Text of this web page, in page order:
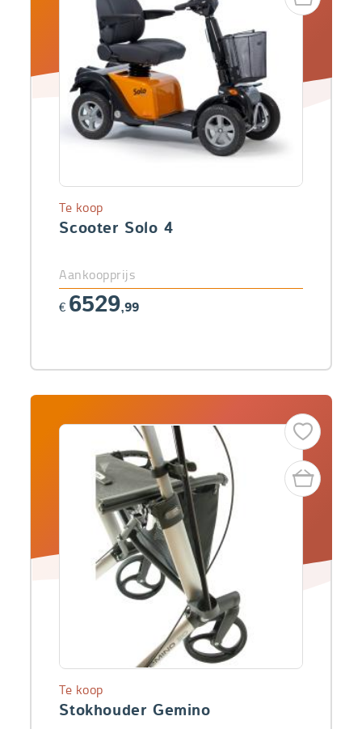
Scooter Solo 4
Te koop
Aankoopprijs
€ 6529,99
Stokhouder Gemino
Te koop